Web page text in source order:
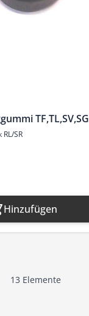
TF,TL,SV,SG
SR
Hinzufügen
13 Elemente